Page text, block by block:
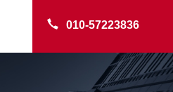
010-57223836